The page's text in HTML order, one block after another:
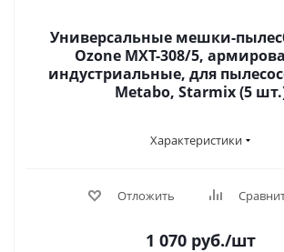
Универсальные мешки-
Ozone MXT-308/5,
индустриальные, для
Metabo, Starmix (5
Характеристики
Отложить
1 070 руб./шт